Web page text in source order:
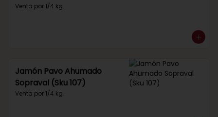
Venta por 1/4 kg.
Jamón Pavo Ahumado
Sopraval (Sku 107)
Venta por 1/4 kg.